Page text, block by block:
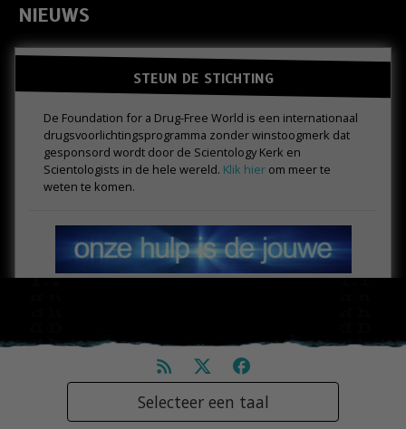
NIEUWS
STEUN DE STICHTING
De Foundation for a Drug-Free World is een internationaal
drugs­voorlichtings­programma zonder winstoogmerk dat
gesponsord wordt door de Scientology Kerk en
Scientologists in de hele wereld. Klik hier om meer te
weten te komen.
Selecteer een taal